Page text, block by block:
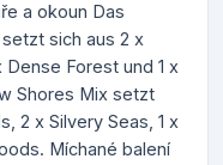
a okoun Das
sich aus 2 x
Forest und 1 x
Shores Mix setzt
2 x Silvery Seas, 1 x
Míchané balení